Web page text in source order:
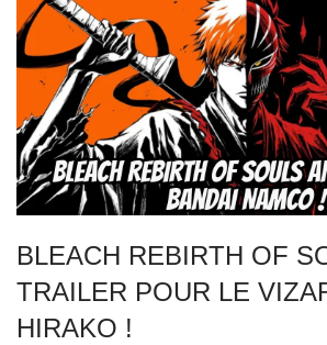
BLEACH REBIRTH OF
TRAILER POUR LE
HIRAKO !